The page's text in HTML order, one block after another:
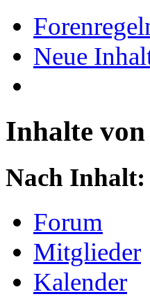
Neue
Inhalte
Nach Inhalt:
Forum
Mitglieder
Kalender